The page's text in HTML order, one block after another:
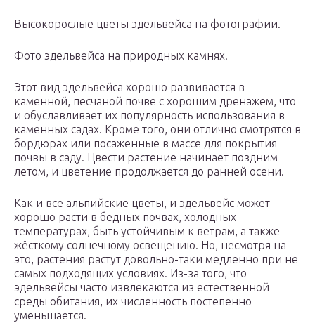
Высокорослые цветы эдельвейса на фотографии.
Фото эдельвейса на природных камнях.
Этот вид эдельвейса хорошо развивается в
каменной, песчаной почве с хорошим дренажем, что
и обуславливает их популярность использования в
каменных садах. Кроме того, они отлично смотрятся в
бордюрах или посаженные в массе для покрытия
почвы в саду. Цвести растение начинает поздним
летом, и цветение продолжается до ранней осени.
Как и все альпийские цветы, и эдельвейс может
хорошо расти в бедных почвах, холодных
температурах, быть устойчивым к ветрам, а также
жёсткому солнечному освещению. Но, несмотря на
это, растения растут довольно-таки медленно при не
самых подходящих условиях. Из-за того, что
эдельвейсы часто извлекаются из естественной
среды обитания, их численность постепенно
уменьшается.